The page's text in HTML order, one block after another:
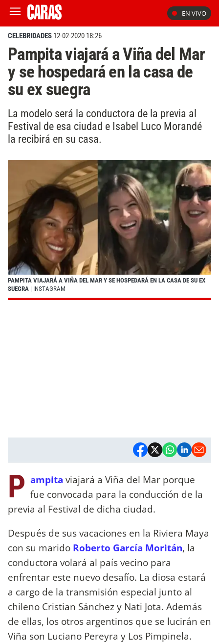
EN VIVO
CELEBRIDADES 12-02-2020 18:26
Pampita viajará a Viña del Mar
y se hospedará en la casa de
su ex suegra
La modelo será la conductora de la previa al
Festival de esa ciudad e Isabel Luco Morandé
la recibirá en su casa.
PAMPITA VIAJARÁ A VIÑA DEL MAR Y SE HOSPEDARÁ EN LA CASA DE SU EX
SUEGRA | INSTAGRAM
P ampita viajará a Viña del Mar porque
fue convocada para la conducción de la
previa al Festival de dicha ciudad.
Después de sus vacaciones en la Riviera Maya
con su marido Roberto García Moritán, la
conductora volará al país vecino para
enfrentar este nuevo desafío. La diosa estará
a cargo de la transmisión especial junto al
chileno Cristian Sánchez y Nati Jota. Además
de ellas, los otros argentinos que se lucirán en
Viña son Luciano Pereyra y Los Pimpinela.